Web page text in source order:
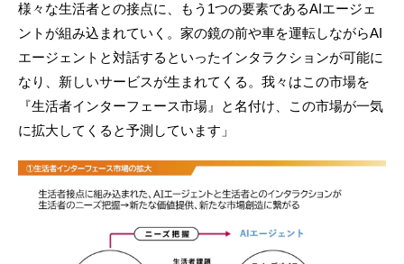
様々な生活者との接点に、もう1つの要素であるAIエージェ
ントが組み込まれていく。家の鏡の前や車を運転しながらAI
エージェントと対話するといったインタラクションが可能に
なり、新しいサービスが生まれてくる。我々はこの市場を
『生活者インターフェース市場』と名付け、この市場が一気
に拡大してくると予測しています」